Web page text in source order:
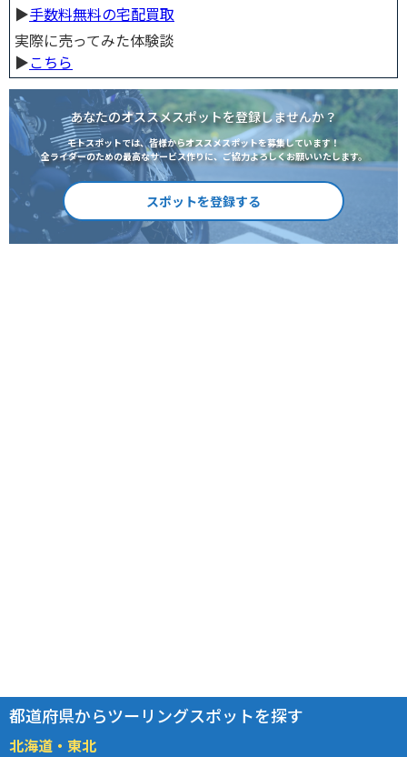
▶︎手数料無料の宅配買取
実際に売ってみた体験談
▶︎こちら
あなたのオススメスポットを登録しませんか？
モトスポットでは、皆様からオススメスポットを募集しています！
全ライダーのための最高なサービス作りに、ご協力よろしくお願いいたします。
スポットを登録する
都道府県からツーリングスポットを探す
北海道・東北